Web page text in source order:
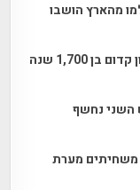
מהארץ הושבו
1,700 שנה
השני נחשף
משחיתים מערת